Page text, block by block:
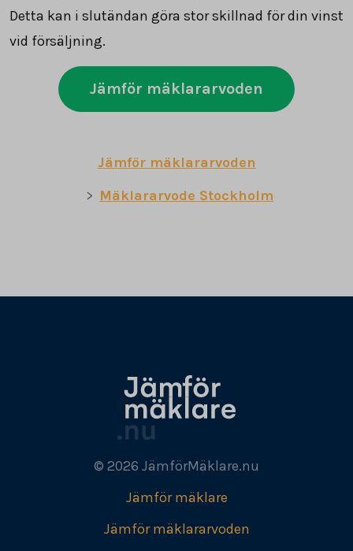
Detta kan i slutändan göra stor skillnad för din vinst
vid försäljning.
Jämför mäklararvoden
Jämför mäklararvoden
Mäklararvode Stockholm
© 2026 JämförMäklare.nu
Jämför mäklare
Jämför mäklararvoden